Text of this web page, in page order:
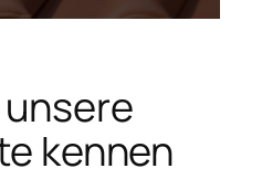
kennen